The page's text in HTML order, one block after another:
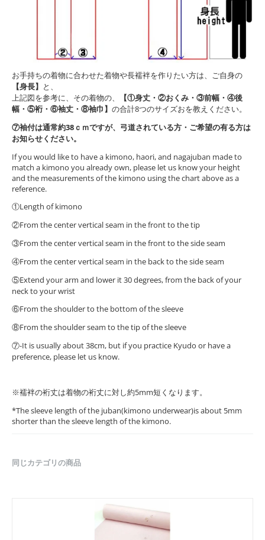
お手持ちの着物に合わせた着物や長襦袢を作りたい方は、ご自身の
【身長】 と、
上記図を参考に、その着物の、
【①身丈・②おくみ・③前幅・④後
幅・⑤裄・⑥袖丈・⑧袖巾】 の合計8つのサイズおを教えください。
⑦袖付は通常約38ｃｍですが、弓道されている方・ご希望の有る方は
お知らせください。
If you would like to have a kimono, haori, and nagajuban made to
match a kimono you already own, please let us know your height
and the measurements of the kimono using the chart above as a
reference.
①Length of kimono
②From the center vertical seam in the front to the tip
③From the center vertical seam in the front to the side seam
④From the center vertical seam in the back to the side seam
⑤Extend your arm and lower it 30 degrees, from the back of your
neck to your wrist
⑥From the shoulder to the bottom of the sleeve
⑧From the shoulder seam to the tip of the sleeve
⑦-It is usually about 38cm, but if you practice Kyudo or have a
preference, please let us know.
※襦袢の裄丈は着物の裄丈に対し約5mm短くなります。
*The sleeve length of the juban(kimono underwear)is about 5mm
shorter than the sleeve length of the kimono.
同じカテゴリの商品